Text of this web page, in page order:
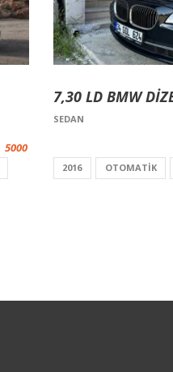
5000
7,30 LD BMW
SEDAN
2016 OTOMATIK